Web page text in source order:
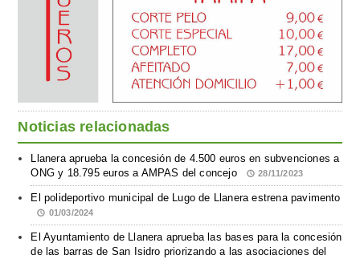
Noticias relacionadas
Llanera aprueba la concesión de 4.500 euros en subvenciones a
ONG y 18.795 euros a AMPAS del concejo
28/11/2023
El polideportivo municipal de Lugo de Llanera estrena pavimento
01/03/2024
El Ayuntamiento de Llanera aprueba las bases para la concesión
de las barras de San Isidro priorizando a las asociaciones del